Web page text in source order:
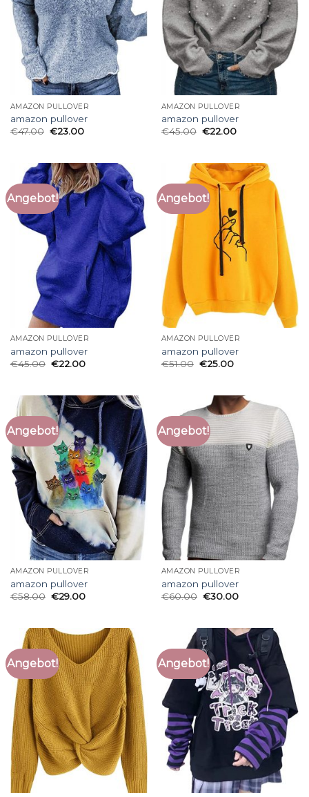
AMAZON PULLOVER
amazon pullover
€47.00 €23.00
AMAZON PULLOVER
amazon pullover
€45.00 €22.00
Angebot!
AMAZON PULLOVER
amazon pullover
€45.00 €22.00
Angebot!
AMAZON PULLOVER
amazon pullover
€51.00 €25.00
Angebot!
AMAZON PULLOVER
amazon pullover
€58.00 €29.00
Angebot!
AMAZON PULLOVER
amazon pullover
€60.00 €30.00
Angebot! Angebot!